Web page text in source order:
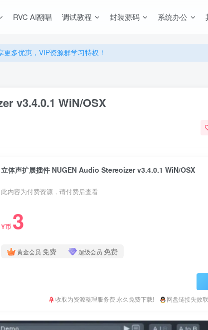
RVC AI翻唱 调试教程 封装源码 系统办公
多优惠，VIP资源群学习特权！
v3.4.0.1 WiN/OSX
立体声扩展插件 NUGEN Audio Stereoizer v3.4.0.1 WiN/OSX
此内容为付费资源，请付费后查看
Y币 3
黄金会员 免费 超级会员 免费
收取为资源整理服务费,永久免费下载! 网盘链接失效